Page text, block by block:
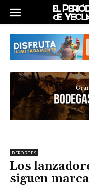
DEPORTES
Los
siguen